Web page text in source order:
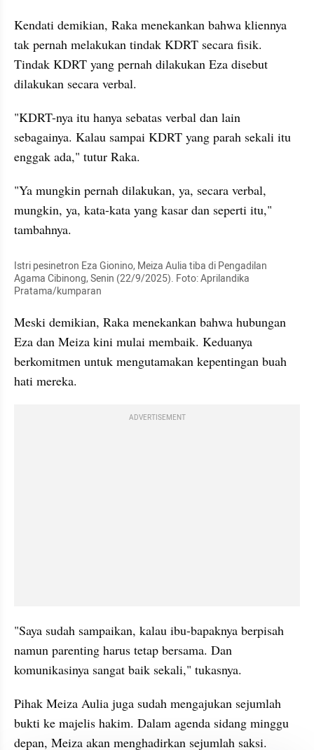
Kendati demikian, Raka menekankan bahwa kliennya
tak pernah melakukan tindak KDRT secara fisik.
Tindak KDRT yang pernah dilakukan Eza disebut
dilakukan secara verbal.
"KDRT-nya itu hanya sebatas verbal dan lain
sebagainya. Kalau sampai KDRT yang parah sekali itu
enggak ada," tutur Raka.
"Ya mungkin pernah dilakukan, ya, secara verbal,
mungkin, ya, kata-kata yang kasar dan seperti itu,"
tambahnya.
Istri pesinetron Eza Gionino, Meiza Aulia tiba di Pengadilan
Agama Cibinong, Senin (22/9/2025). Foto: Aprilandika
Pratama/kumparan
Meski demikian, Raka menekankan bahwa hubungan
Eza dan Meiza kini mulai membaik. Keduanya
berkomitmen untuk mengutamakan kepentingan buah
hati mereka.
ADVERTISEMENT
"Saya sudah sampaikan, kalau ibu-bapaknya berpisah
namun parenting harus tetap bersama. Dan
komunikasinya sangat baik sekali," tukasnya.
Pihak Meiza Aulia juga sudah mengajukan sejumlah
bukti ke majelis hakim. Dalam agenda sidang minggu
depan, Meiza akan menghadirkan sejumlah saksi.